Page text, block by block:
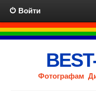
Войти
Фотографам